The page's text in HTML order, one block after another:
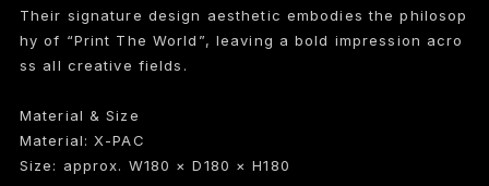
Their signature design aesthetic embodies the philosop
hy of “Print The World”, leaving a bold impression acro
ss all creative fields.
Material & Size
Material: X-PAC
Size: approx. W180 × D180 × H180